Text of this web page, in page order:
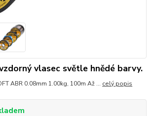
vlasec světle hnědé barvy.
ABR 0.08mm 1.00kg, 100m Až ... celý popis